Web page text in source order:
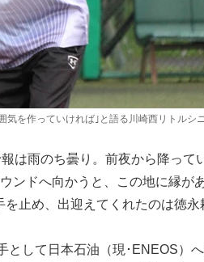
気を作っていければ｣と語る川崎西リトルシ
は雨のち曇り。前夜から降って
ンドへ向かうと、この地に縁が
止め、出迎えてくれたのは徳永
して日本石油（現･ENEOS）